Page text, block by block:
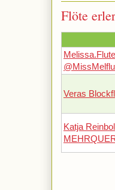
Flöte
Veras
Katja